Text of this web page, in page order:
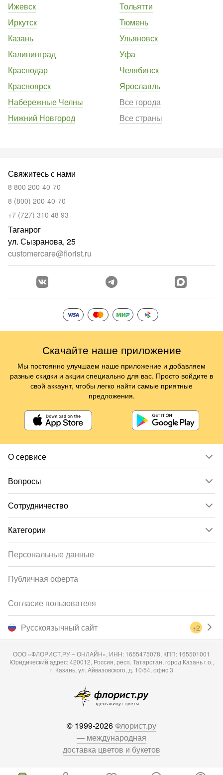
Ижевск
Иркутск
Казань
Калининград
Краснодар
Красноярск
Набережные Челны
Нижний Новгород
Тольятти
Тюмень
Ульяновск
Уфа
Челябинск
Ярославль
Все города
Все страны
О сервисе
Вопросы
Сотрудничество
Категории
Свяжитесь с нами
8 800 200-40-70
8 (800) 200-40-70
+7 (727) 310 48 93
Таганрог
ул. Сызранова, 25
customercare@florist.ru
Русскоязычный сайт +2
Персональные данные
Публичная оферта
Согласие пользователя
ООО «ФЛОРИСТ.РУ – ОНЛАЙН», ИНН: 1655475078, КПП: 165501001
Юридический адрес: 420012, Россия, респ. Татарстан, город Казань г.о.,
г. Казань, ул. Айвазовского, д. 10/54, офис 3
© 1999-2026 Флорист.ру
— международная
доставка цветов и букетов
Скачайте наше приложение
Мы постоянно улучшаем наше приложение и добавляем
разные скидки и акции специально для вас. Просто войдите в
свой аккаунт, чтобы легко найти самые приятные
предложения.